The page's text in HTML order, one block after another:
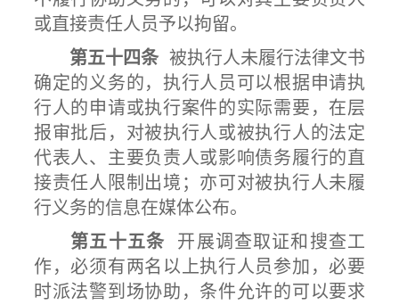
或直接责任人员予以拘留。
第五十四条 被执行人未履行法律文书
确定的义务的，执行人员可以根据申请执
行人的申请或执行案件的实际需要，在层
报审批后，对被执行人或被执行人的法定
代表人、主要负责人或影响债务履行的直
接责任人限制出境；亦可对被执行人未履
行义务的信息在媒体公布。
第五十五条 开展调查取证和搜查工
作，必须有两名以上执行人员参加，必要
时派法警到场协助，条件允许的可以要求